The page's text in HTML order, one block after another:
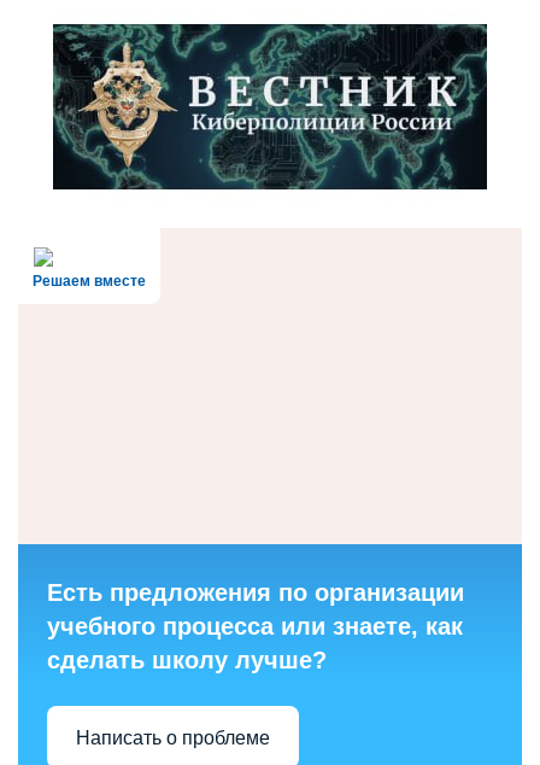
Решаем вместе
Есть предложения по организации
учебного процесса или знаете, как
сделать школу лучше?
Написать о проблеме